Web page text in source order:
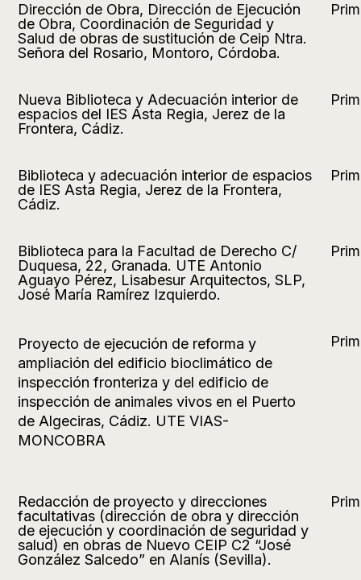
Dirección de Obra, Dirección de Ejecución
de Obra, Coordinación de Seguridad y
Salud de obras de sustitución de Ceip Ntra.
Señora del Rosario, Montoro, Córdoba.
Nueva Biblioteca y Adecuación interior de
espacios del IES Asta Regia, Jerez de la
Frontera, Cádiz.
Biblioteca y adecuación interior de espacios
de IES Asta Regia, Jerez de la Frontera,
Cádiz.​
Biblioteca para la Facultad de Derecho C/
Duquesa, 22, Granada. UTE Antonio
Aguayo Pérez, Lisabesur Arquitectos, SLP,
José María Ramírez Izquierdo.
Proyecto de ejecución de reforma y
ampliación del edificio bioclimático de
inspección fronteriza y del edificio de
inspección de animales vivos en el Puerto
de Algeciras, Cádiz. UTE VIAS-
MONCOBRA
Redacción de proyecto y direcciones
facultativas (dirección de obra y dirección
de ejecución y coordinación de seguridad y
salud) en obras de Nuevo CEIP C2 “José
González Salcedo” en Alanís (Sevilla).